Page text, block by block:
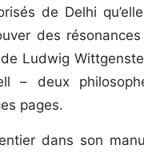
de Delhi
des
Ludwig
– deux
pages.
dans son